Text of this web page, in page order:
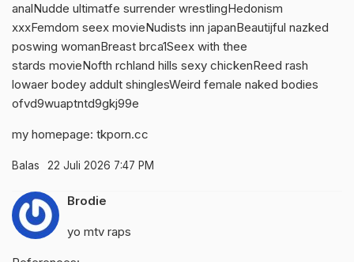
analNudde ultimatfe surrender wrestlingHedonism
xxxFemdom seex movieNudists inn japanBeautijful nazked
poswing womanBreast brca1Seex with thee
stards movieNofth rchland hills sexy chickenReed rash
lowaer bodey addult shinglesWeird female naked bodies
ofvd9wuaptntd9gkj99e
my homepage: tkporn.cc
Balas 22 Juli 2026 7:47 PM
Brodie
yo mtv raps